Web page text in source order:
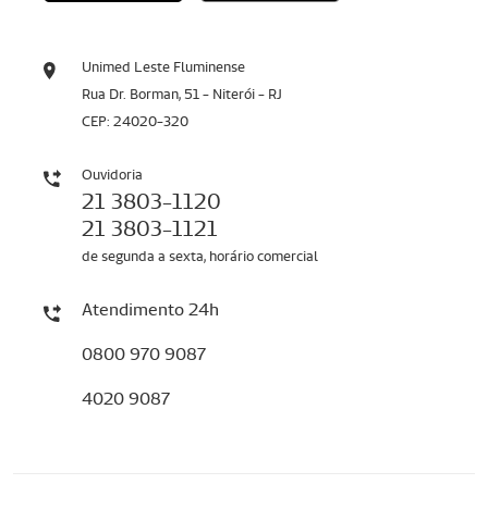
Unimed Leste Fluminense
Rua Dr. Borman, 51 - Niterói - RJ
CEP: 24020-320
Ouvidoria
21 3803-1120
21 3803-1121
de segunda a sexta, horário comercial
Atendimento 24h
0800 970 9087
4020 9087